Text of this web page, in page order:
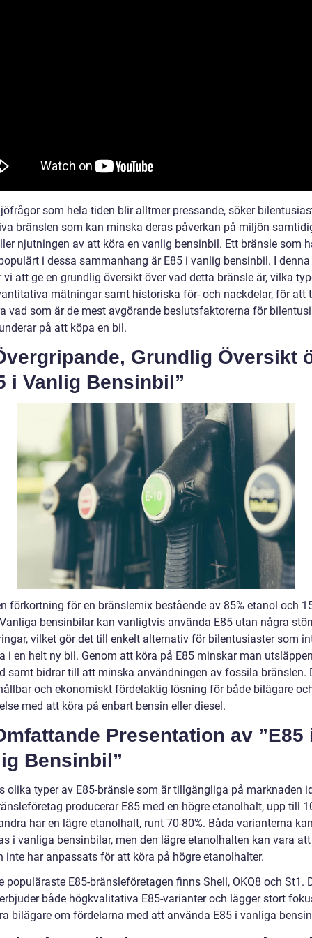
som hela tiden blir alltmer pressande, söker
bränslen som kan minska deras påverkan på miljön
njutningen av att köra en vanlig bensinbil. Ett bränsle som
i dessa sammanhang är E85 i vanlig bensinbil. I
vi att ge en grundlig översikt över vad detta bränsle är, vilka
mätningar samt historiska för- och nackdelar, för att
vad som är de mest avgörande beslutsfaktorerna för
på att köpa en bil.
Grundlig Översikt
i Vanlig Bensinbil”
förkortning för en bränslemix bestående av 85% etanol och
bensinbilar kan vanligtvis använda E85 utan några
vilket gör det till enkelt alternativ för bilentusiaster som
i en helt ny bil. Genom att köra på E85 minskar man
samt bidrar till att minska användningen av fossila bränslen.
och ekonomiskt fördelaktig lösning för både bilägare
med att köra på enbart bensin eller diesel.
Presentation av ”E85
Bensinbil”
olika typer av E85-bränsle som är tillgängliga på marknaden
producerar E85 med en högre etanolhalt, upp till
har en lägre etanolhalt, runt 70-80%. Båda varianterna
i vanliga bensinbilar, men den lägre etanolhalten kan vara
inte har anpassats för att köra på högre etanolhalter.
populäraste E85-bränsleföretagen finns Shell, OKQ8 och St1.
både högkvalitativa E85-varianter och lägger stort
bilägare om fördelarna med att använda E85 i vanliga